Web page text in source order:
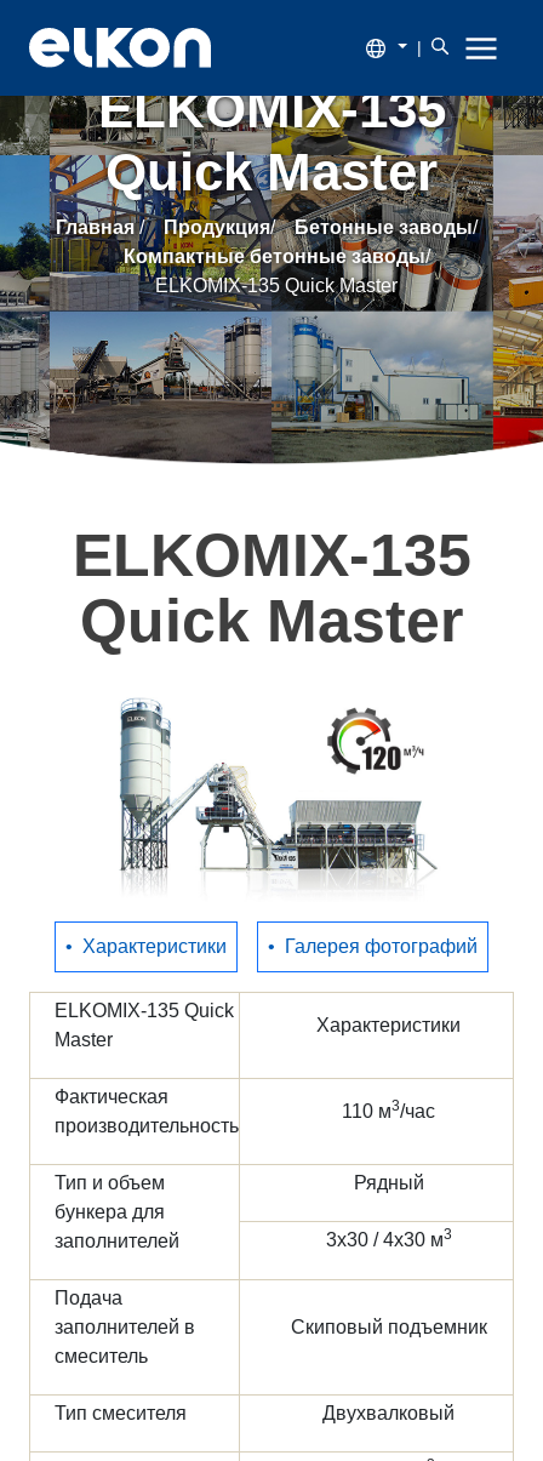
|
О
компании
Продукция
Новости
Каталог
Наши
Полезное
Контакты
ELKOMIX-135
Quick Master
Главная/ Продукция/ Бетонные заводы/
Компактные бетонные заводы/
ELKOMIX-135 Quick Master
ELKOMIX-135
Quick Master
• Характеристики • Галерея фотографий
ELKOMIX-135 Quick
Master
Характеристики
Фактическая
производительность
110 м3/час
Тип и объем
бункера для
заполнителей
Рядный
3х30 / 4х30 м3
Подача
заполнителей в
смеситель
Скиповый подъемник
Тип смесителя Двухвалковый